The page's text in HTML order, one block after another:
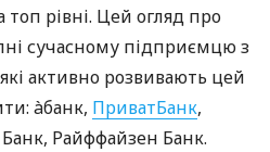
рівні. Цей огляд про
сучасному підприємцю з
активно розвивають цей
àбанк, ПриватБанк,
Райффайзен Банк.